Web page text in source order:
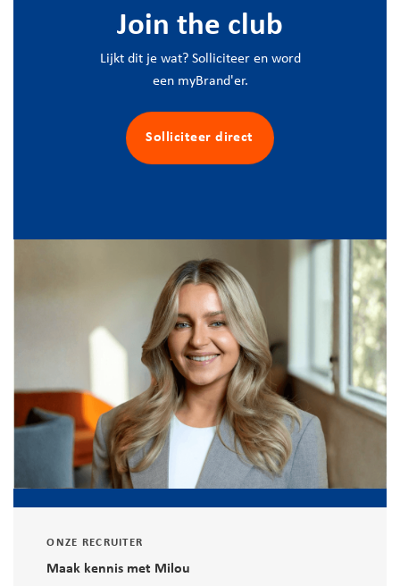
Join the club
Lijkt dit je wat? Solliciteer en word
een myBrand'er.
Solliciteer direct
ONZE RECRUITER
Maak kennis met Milou